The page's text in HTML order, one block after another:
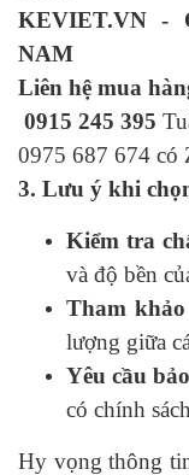
KEVIET.VN -
NAM
Liên hệ mua
0915 245 395
0975 687 674 có
3. Lưu ý khi
Kiểm tra
và độ bền
Tham
lượng giữa
Yêu cầu
có chính
Hy vọng thông